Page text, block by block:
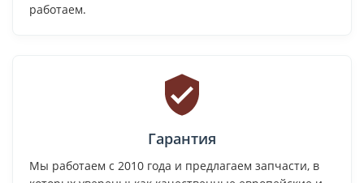
работаем.
Гарантия
Мы работаем с 2010 года и предлагаем запчасти, в